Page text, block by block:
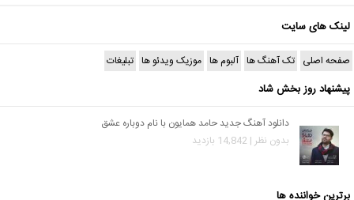
لینک های سایت
صفحه اصلی تک آهنگ ها آلبوم ها موزیک ویدئو ها تبلیغات
پیشنهاد روز بخش شاد
دانلود آهنگ جدید حامد همایون با نام دوباره عشق
بدون نظر | 14,842 بازدید
برترین خواننده ها